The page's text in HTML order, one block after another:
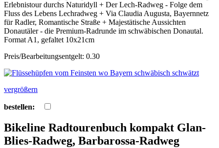
Erlebnistour durchs Naturidyll + Der Lech-Radweg - Folge dem
Fluss des Lebens Lechradweg + Via Claudia Augusta, Bayernnetz
für Radler, Romantische Straße + Majestätische Aussichten
Donautäler - die Premium-Radrunde im schwäbischen Donautal.
Format A1, gefaltet 10x21cm
Preis/Bearbeitungsentgelt: 0.30
vergrößern
bestellen:
Bikeline Radtourenbuch kompakt Glan-
Blies-Radweg, Barbarossa-Radweg